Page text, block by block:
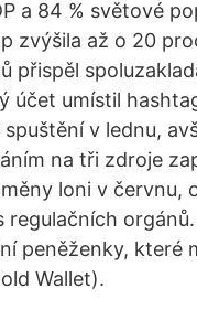
a 84 % světové
zvýšila až o 20
přispěl
účet umístil
v lednu,
na tři zdroje
loni v červnu,
regulačních
peněženky, které
Wallet).